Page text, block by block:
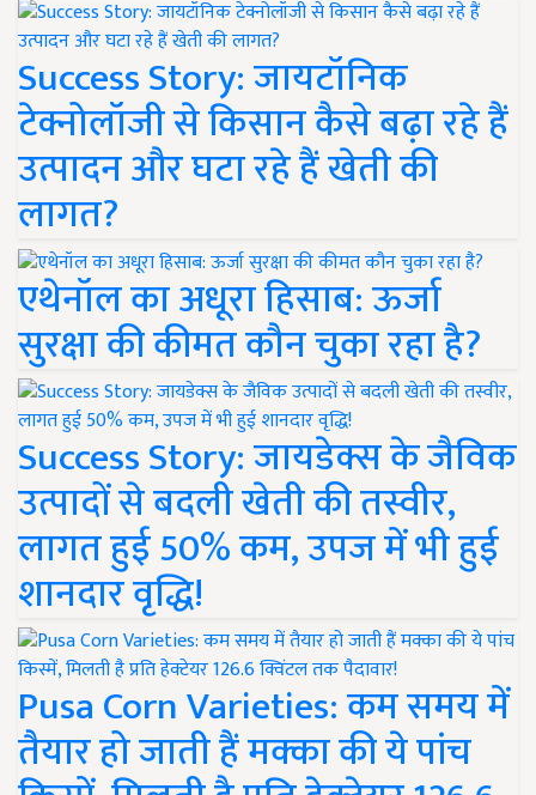
Success Story: जायटॉनिक
टेक्नोलॉजी से किसान कैसे बढ़ा रहे हैं
उत्पादन और घटा रहे हैं खेती की
लागत?
एथेनॉल का अधूरा हिसाब: ऊर्जा
सुरक्षा की कीमत कौन चुका रहा है?
Success Story: जायडेक्स के जैविक
उत्पादों से बदली खेती की तस्वीर,
लागत हुई 50% कम, उपज में भी हुई
शानदार वृद्धि!
Pusa Corn Varieties: कम समय में
तैयार हो जाती हैं मक्का की ये पांच